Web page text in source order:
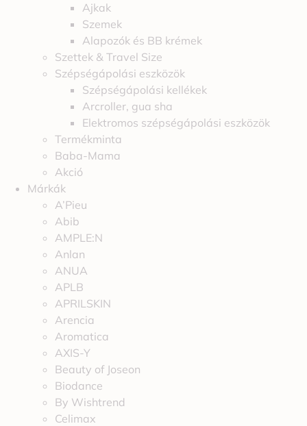
Ajkak
Szemek
Alapozók és BB krémek
Szettek & Travel Size
Szépségápolási eszközök
Szépségápolási kellékek
Arcroller, gua sha
Elektromos szépségápolási eszközök
Termékminta
Baba-Mama
Akció
Márkák
A’Pieu
Abib
AMPLE:N
Anlan
ANUA
APLB
APRILSKIN
Arencia
Aromatica
AXIS-Y
Beauty of Joseon
Biodance
By Wishtrend
Celimax